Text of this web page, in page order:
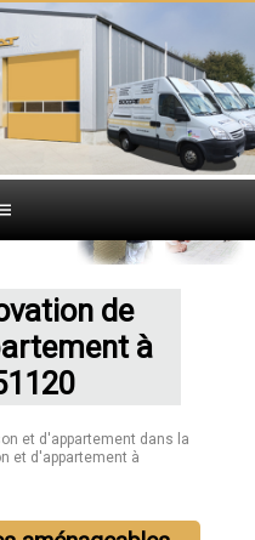
de
à
et d'appartement dans la
et d'appartement à